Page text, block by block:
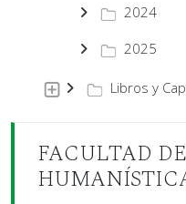
2024
2025
Libros y
FACULTAD